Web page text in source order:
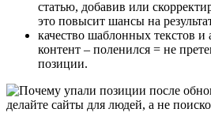
статью, добавив или
это повысит шансы на
качество шаблонных текстов и
контент – поленился = не
позиции.